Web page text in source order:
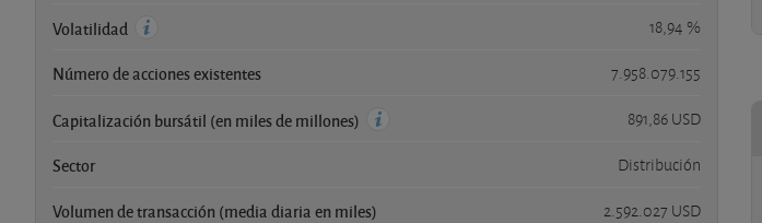
Volatilidad 18,94 %
Número de acciones existentes 7.958.079.155
Capitalización bursátil (en miles de millones) 891,86 USD
Sector Distribución
Volumen de transacción (media diaria en miles) 2.592.027 USD